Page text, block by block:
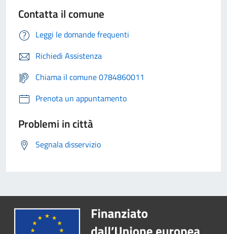
Contatta il comune
Leggi le domande frequenti
Richiedi Assistenza
Chiama il comune 0784860011
Prenota un appuntamento
Problemi in città
Segnala disservizio